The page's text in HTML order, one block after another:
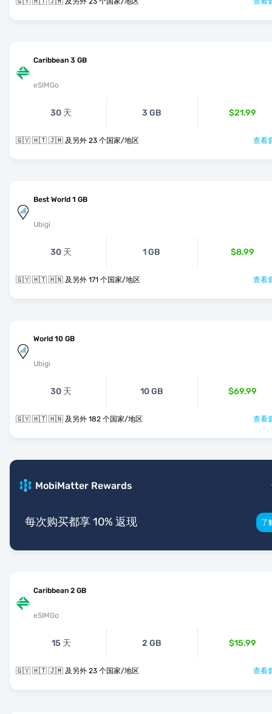
Caribbean 3 GB
eSIMGo
30 天 3 GB $21.99
🇬🇾 🇭🇹 🇯🇲 及另外 23 个国家/地区 查看
Best World 1 GB
Ubigi
30 天 1 GB $8.99
🇬🇾 🇭🇹 🇭🇳 及另外 171 个国家/地区 查看
World 10 GB
Ubigi
30 天 10 GB $69.99
🇬🇾 🇭🇹 🇭🇳 及另外 182 个国家/地区 查看
MobiMatter Rewards
每次购买都享 10% 返现 了
Caribbean 2 GB
eSIMGo
15 天 2 GB $15.99
🇬🇾 🇭🇹 🇯🇲 及另外 23 个国家/地区 查看